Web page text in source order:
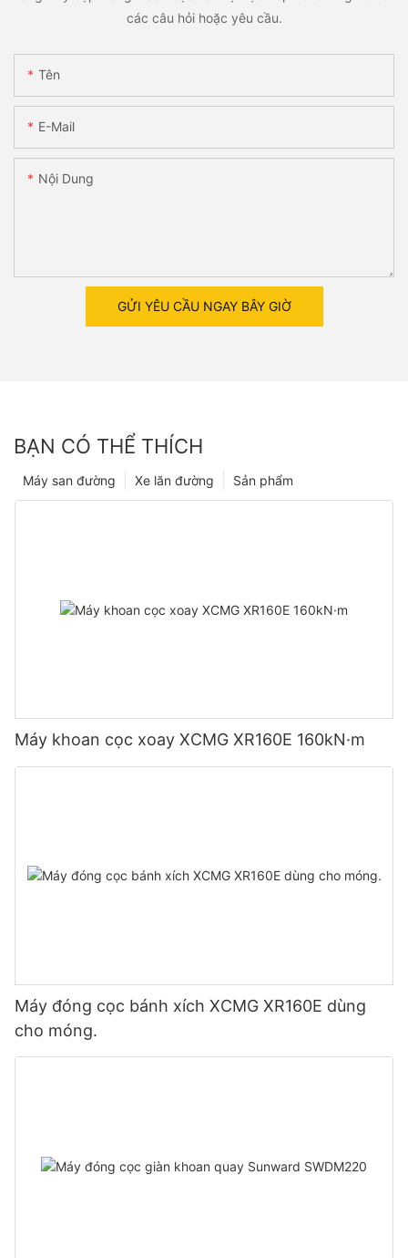
các câu hỏi hoặc yêu cầu.
Tên
E-Mail
Nội Dung
GỬI YÊU CẦU NGAY BÂY GIỜ
BẠN CÓ THỂ THÍCH
Sản phẩm
Xe lăn đường
Máy san đường
Máy khoan cọc xoay XCMG XR160E 160kN·m
Máy đóng cọc bánh xích XCMG XR160E dùng
cho móng.